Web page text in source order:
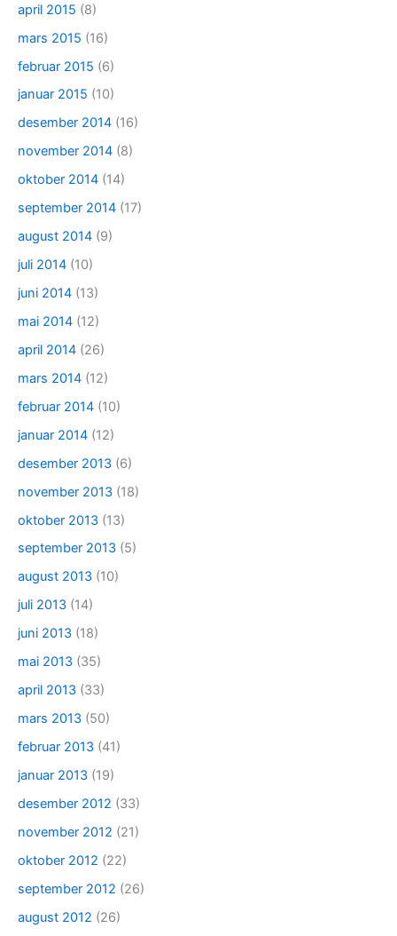
april 2015 (8)
mars 2015 (16)
februar 2015 (6)
januar 2015 (10)
desember 2014 (16)
november 2014 (8)
oktober 2014 (14)
september 2014 (17)
august 2014 (9)
juli 2014 (10)
juni 2014 (13)
mai 2014 (12)
april 2014 (26)
mars 2014 (12)
februar 2014 (10)
januar 2014 (12)
desember 2013 (6)
november 2013 (18)
oktober 2013 (13)
september 2013 (5)
august 2013 (10)
juli 2013 (14)
juni 2013 (18)
mai 2013 (35)
april 2013 (33)
mars 2013 (50)
februar 2013 (41)
januar 2013 (19)
desember 2012 (33)
november 2012 (21)
oktober 2012 (22)
september 2012 (26)
august 2012 (26)